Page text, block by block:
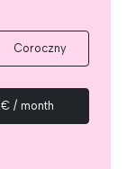
Coroczny
/ month